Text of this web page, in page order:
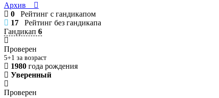
Архив
0 Рейтинг с гандикапом
17 Рейтинг без гандикапа
Гандикап 6
Проверен
5+1 за возраст
1980 года рождения
Уверенный
Проверен